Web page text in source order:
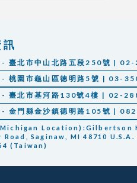
- 臺北市中山北路五段250號 |
- 桃園市龜山區德明路5號 | 03-
- 臺北市基河路130號4樓 | 02-
- 金門縣金沙鎮德明路105號 |
(Michigan Location):Gilbertson
Road, Saginaw, MI 48710
(Taiwan)